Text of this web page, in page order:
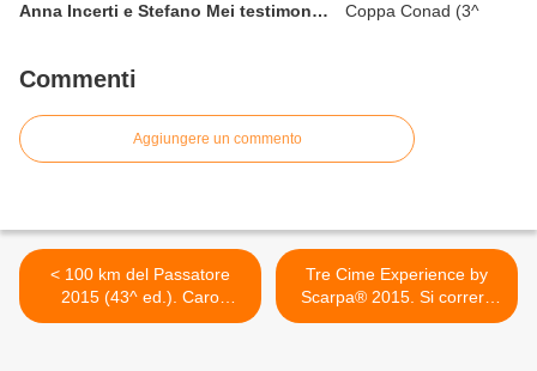
Anna Incerti e Stefano Mei testimonial
Commenti
Aggiungere un commento
< 100 km del Passatore
2015 (43^ ed.). Caro
Passatore, sono pronta
Tre Cime Experience by
Scarpa® 2015. Si correrà
all'ombra delle tre cime di